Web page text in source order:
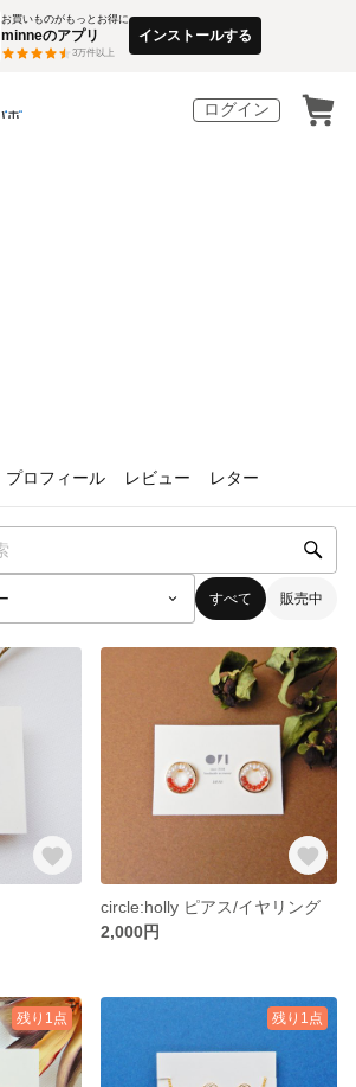
お買いものがもっとお得に
minneのアプリ
3万件以上
インストールする
ログイン
プロフィール レビュー レター
すべて 販売中
circle:holly ピアス/イヤリング
2,000円
残り1点 残り1点